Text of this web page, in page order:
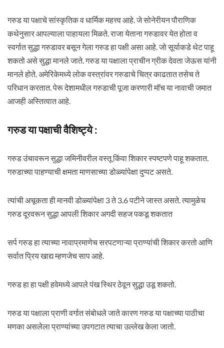
गरुड या पक्षाचे सांस्कृतिक व धार्मिक महत्त्व आहे. जे सोनेरीयन पौराणिक
कथेनुसार आपल्याला पाहायला मिळते. राजा येताना गरुडावर येत होता व
स्वर्गात सुद्धा गरुडावर बसून गेला गरुड हा पक्षी असा आहे. जो सूर्याकडे थेट पाहू
शकतो असे सुद्धा मानले जाते. गरुड या पक्षाला प्राचीन ग्रीक देवता जेऊस यांनी
मानले होते. अमेरिकेमध्ये लोक वस्त्रांवर गरुडाचे चित्र काढतात तसेच ते
परिधान करतात. पेरू देशामधील गरुडाची पूजा करणारी मॉच या नावाची जमात
आजही अस्तित्वात आहे.
गरुड या पक्षाची वैशिष्ट्ये :
गरुड उंचावरून सुद्धा जमिनीवरील वस्तू किंवा शिकार स्पष्टपणे पाहू शकतात.
गरुडाच्या पाहण्याची क्षमता माणसाच्या डोळ्यांपेक्षा दुप्पट असते.
त्यांची अचूकता ही मानवी डोळ्यांपेक्षा 3 ते 3.6 पटीने जास्त असते. त्यामुळेच
गरुड दूरवरून सुद्धा आपली शिकार अगदी सहज पकडू शकतात
सर्प गरुड हा त्याच्या नावाप्रमाणेच सरपटणाऱ्या प्राण्यांची शिकार करतो आणि
सर्वात प्रिय खाद्य म्हणजेच साप आहे.
गरुड हा हा पक्षी हवेमध्ये आपले पंख स्थिर ठेवून सुद्धा उडू शकतो.
गरुड या पक्षाला प्राणी वर्गात संबोधले जाते कारण गरुड या पक्षाच्या पाठीचा
मणका असलेला प्राण्यांच्या उपगटात त्याचा उल्लेख केला जातो.